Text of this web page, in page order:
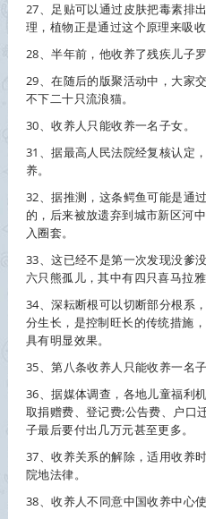
27、足贴可以通过皮肤把毒素排
理，植物正是通过这个原理来吸
28、半年前，他收养了残疾儿子
29、在随后的版聚活动中，大家
不下二十只流浪猫。
30、收养人只能收养一名子女。
31、据最高人民法院经复核认定
养。
32、据推测，这条鳄鱼可能是通
的，后来被放遗弃到城市新区河
入圈套。
33、这已经不是第一次发现没爹
六只熊孤儿，其中有四只喜马拉雅
34、深耘断根可以切断部分根系
分生长，是控制旺长的传统措施
具有明显效果。
35、第八条收养人只能收养一名子
36、据媒体调查，各地儿童福利
取捐赠费、登记费;公告费、户口
子最后要付出几万元甚至更多。
37、收养关系的解除，适用收养
院地法律。
38、收养人不同意中国收养中心